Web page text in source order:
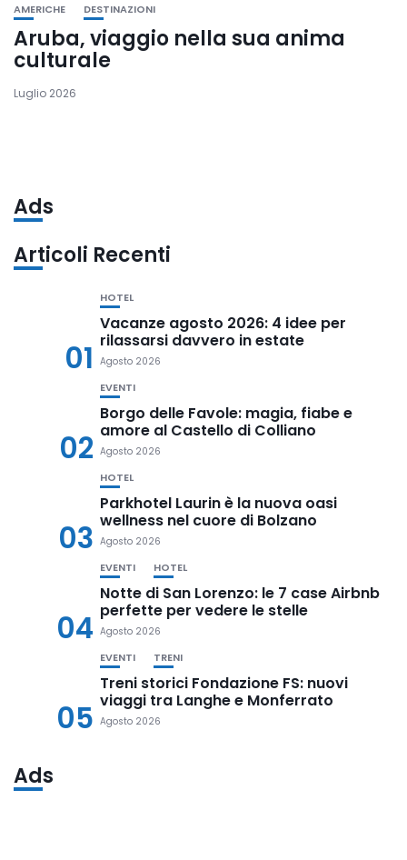
AMERICHE DESTINAZIONI
Aruba, viaggio nella sua anima
culturale
Luglio 2026
Ads
Articoli Recenti
01
HOTEL
Vacanze agosto 2026: 4 idee per
rilassarsi davvero in estate
Agosto 2026
02
EVENTI
Borgo delle Favole: magia, fiabe e
amore al Castello di Colliano
Agosto 2026
03
HOTEL
Parkhotel Laurin è la nuova oasi
wellness nel cuore di Bolzano
Agosto 2026
04
EVENTI HOTEL
Notte di San Lorenzo: le 7 case Airbnb
perfette per vedere le stelle
Agosto 2026
05
EVENTI TRENI
Treni storici Fondazione FS: nuovi
viaggi tra Langhe e Monferrato
Agosto 2026
Ads